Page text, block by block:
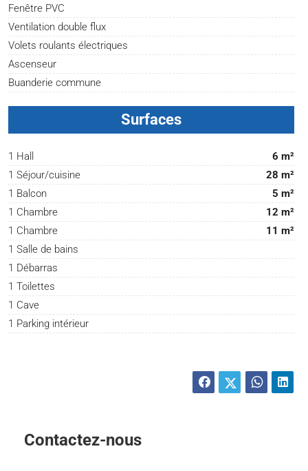
Fenêtre PVC
Ventilation double flux
Volets roulants électriques
Ascenseur
Buanderie commune
Surfaces
1 Hall
6 m²
1 Séjour/cuisine
28 m²
1 Balcon
5 m²
1 Chambre
12 m²
1 Chambre
11 m²
1 Salle de bains
1 Débarras
1 Toilettes
1 Cave
1 Parking intérieur
Contactez-nous